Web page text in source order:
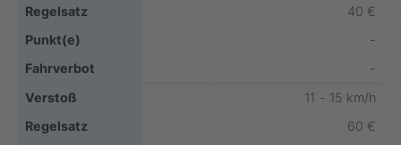
40 €
-
-
11 - 15 km/h
60 €